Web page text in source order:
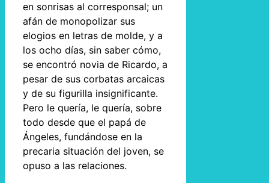
en sonrisas al corresponsal; un
afán de monopolizar sus
elogios en letras de molde, y a
los ocho días, sin saber cómo,
se encontró novia de Ricardo, a
pesar de sus corbatas arcaicas
y de su figurilla insignificante.
Pero le quería, le quería, sobre
todo desde que el papá de
Ángeles, fundándose en la
precaria situación del joven, se
opuso a las relaciones.